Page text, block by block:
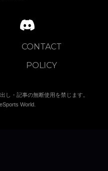
CONTACT
POLICY
し・記事の無断使用を禁じます。
World.